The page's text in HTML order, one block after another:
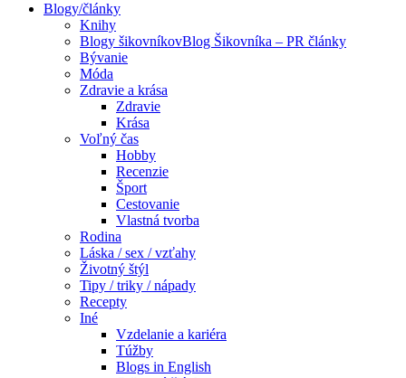
Blogy/články
Knihy
Blogy šikovníkovBlog Šikovníka – PR články
Bývanie
Móda
Zdravie a krása
Zdravie
Krása
Voľný čas
Hobby
Recenzie
Šport
Cestovanie
Vlastná tvorba
Rodina
Láska / sex / vzťahy
Životný štýl
Tipy / triky / nápady
Recepty
Iné
Vzdelanie a kariéra
Túžby
Blogs in English